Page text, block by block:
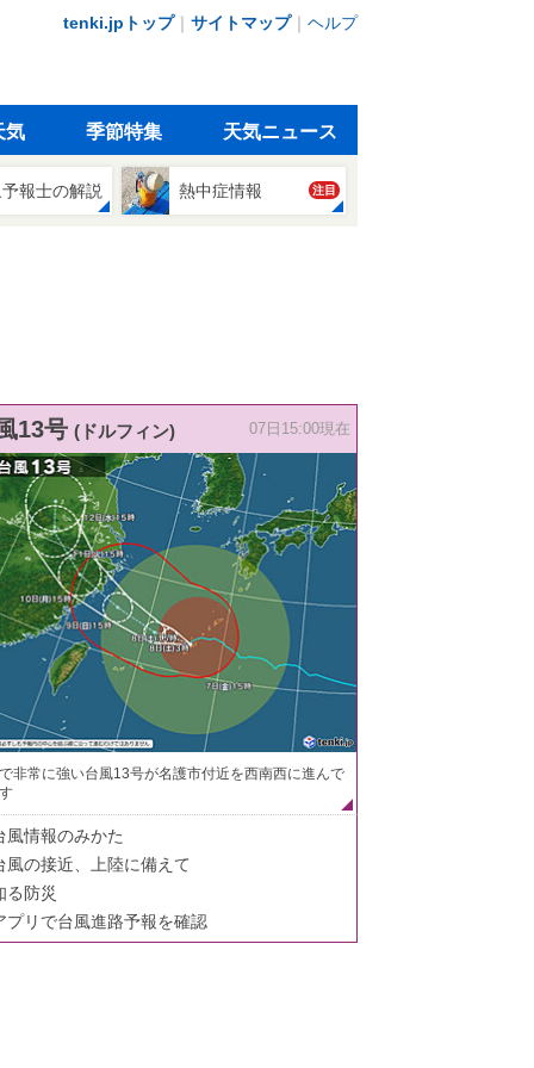
tenki.jpトップ｜ サイトマップ｜ ヘルプ
気 季節特集 天気ニュース
報士の解説 熱中症情報 注目
13号 (ドルフィン) 07日15:00現在
非常に強い台風13号が名護市付近を西南西に進んで
風情報のみかた
風の接近、上陸に備えて
る防災
プリで台風進路予報を確認